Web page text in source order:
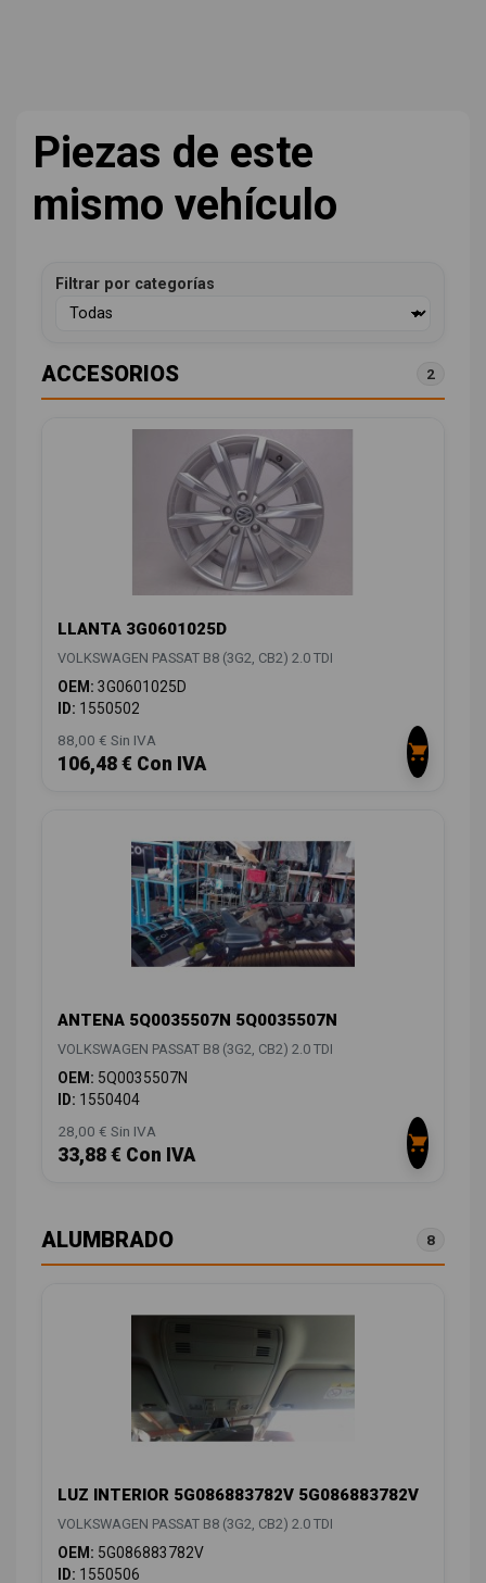
Piezas de este
mismo vehículo
Filtrar por categorías
ACCESORIOS 2
LLANTA 3G0601025D
VOLKSWAGEN PASSAT B8 (3G2, CB2) 2.0 TDI
OEM: 3G0601025D
ID: 1550502
88,00 € Sin IVA
106,48 € Con IVA
ANTENA 5Q0035507N 5Q0035507N
VOLKSWAGEN PASSAT B8 (3G2, CB2) 2.0 TDI
OEM: 5Q0035507N
ID: 1550404
28,00 € Sin IVA
33,88 € Con IVA
ALUMBRADO 8
LUZ INTERIOR 5G086883782V 5G086883782V
VOLKSWAGEN PASSAT B8 (3G2, CB2) 2.0 TDI
OEM: 5G086883782V
ID: 1550506